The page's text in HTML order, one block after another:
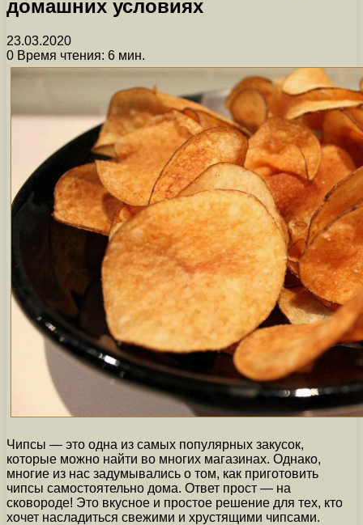
домашних условиях
23.03.2020
0 Время чтения: 6 мин.
Чипсы — это одна из самых популярных закусок,
которые можно найти во многих магазинах. Однако,
многие из нас задумывались о том, как приготовить
чипсы самостоятельно дома. Ответ прост — на
сковороде! Это вкусное и простое решение для тех, кто
хочет насладиться свежими и хрустящими чипсами.